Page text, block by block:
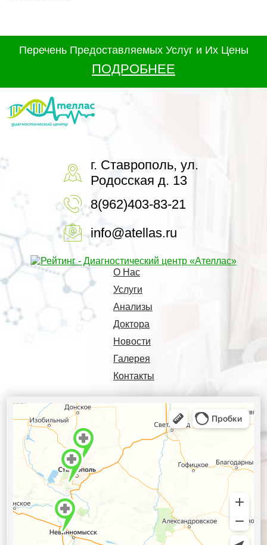
Перечень Предоставляемых Услуг и Их Цены
ПОДРОБНЕЕ
г. Ставрополь, ул.
Родосская д. 13
8(962)403-83-21
info@atellas.ru
О Нас
Услуги
Анализы
Доктора
Новости
Галерея
Контакты